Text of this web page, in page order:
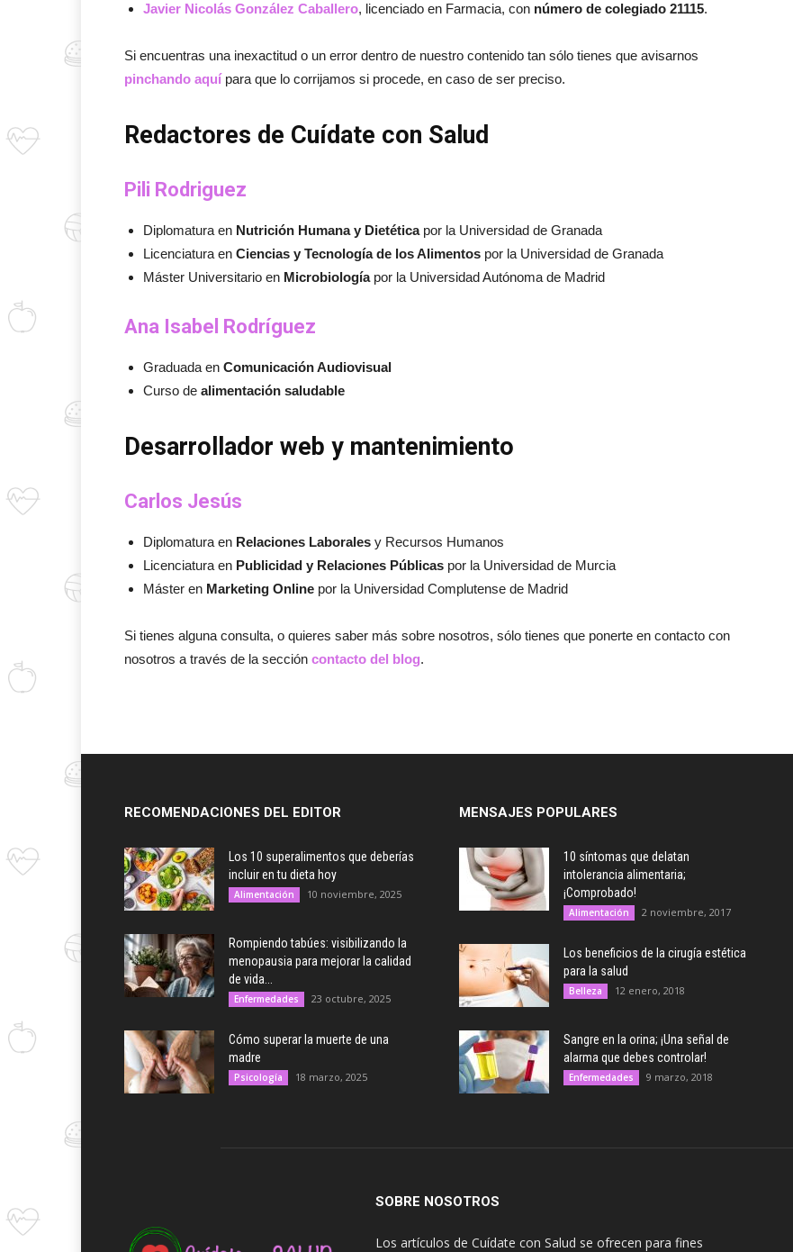
Javier Nicolás González Caballero, licenciado en Farmacia, con número de colegiado 21115.
Si encuentras una inexactitud o un error dentro de nuestro contenido tan sólo tienes que avisarnos
pinchando aquípara que lo corrijamos si procede, en caso de ser preciso.
Redactores de Cuídate con Salud
Pili Rodriguez
Diplomatura en Nutrición Humana y Dietéticapor la Universidad de Granada
Licenciatura en Ciencias y Tecnología de los Alimentos por la Universidad de Granada
Máster Universitario en Microbiologíapor la Universidad Autónoma de Madrid
Ana Isabel Rodríguez
Graduada en Comunicación Audiovisual
Curso de alimentación saludable
Desarrollador web y mantenimiento
Carlos Jesús
Diplomatura en Relaciones Laborales y Recursos Humanos
Licenciatura en Publicidad y Relaciones Públicas por la Universidad de Murcia
Máster en Marketing Online por la Universidad Complutense de Madrid
Si tienes alguna consulta, o quieres saber más sobre nosotros, sólo tienes que ponerte en contacto con
nosotros a través de la sección contacto del blog.
RECOMENDACIONES DEL EDITOR
Los 10 superalimentos que deberías
incluir en tu dieta hoy
Alimentación 10 noviembre, 2025
Rompiendo tabúes: visibilizando la
menopausia para mejorar la calidad
de vida...
Enfermedades 23 octubre, 2025
Cómo superar la muerte de una
madre
Psicología 18 marzo, 2025
MENSAJES POPULARES
10 síntomas que delatan
intolerancia alimentaria;
¡Comprobado!
Alimentación 2 noviembre, 2017
Los beneficios de la cirugía estética
para la salud
Belleza 12 enero, 2018
Sangre en la orina; ¡Una señal de
alarma que debes controlar!
Enfermedades 9 marzo, 2018
SOBRE NOSOTROS
Los artículos de Cuídate con Salud se ofrecen para fines